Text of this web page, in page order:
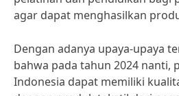
agar dapat menghasilkan
Dengan adanya upaya-upaya
bahwa pada tahun 2024 nanti,
Indonesia dapat memiliki